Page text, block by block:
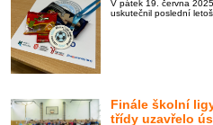
V pátek 19. června
uskutečnil poslední
Finále školní
třídy uzavřelo